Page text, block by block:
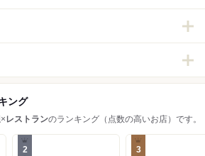
ング
× レストランのランキング（点数の高いお店）です。
2 3